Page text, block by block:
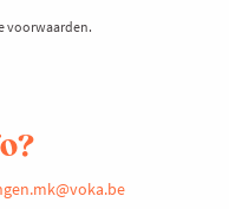
voorwaarden.